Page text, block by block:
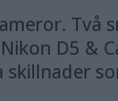
Två
D5 &